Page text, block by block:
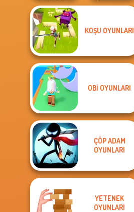
Pin Master: Screw
Puzzle Quest
KOŞU OYUNLARI
OBI OYUNLARI
ÇÖP ADAM
OYUNLARI
YETENEK
OYUNLARI